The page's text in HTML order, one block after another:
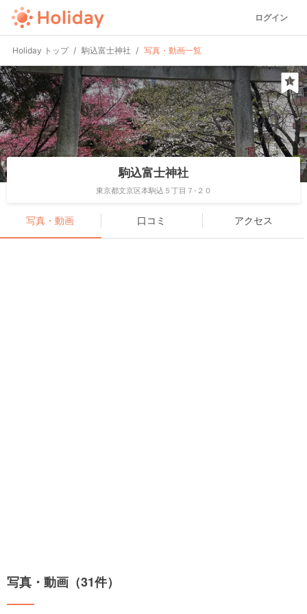
ログイン
Holiday トップ 駒込富士神社 写真・動画一覧
駒込富士神社
東京都文京区本駒込５丁目７-２０
写真・動画 口コミ アクセス
写真・動画（31件）